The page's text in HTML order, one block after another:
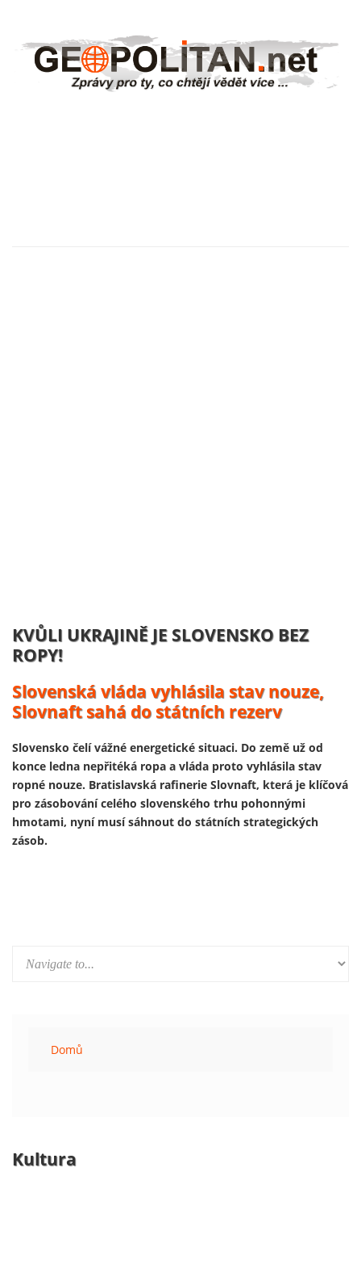
NĚMECKO ZAHAJUJE VÝROBU
UKRAJINSKÝCH DRONŮ:
Volodymyr Zelenskyj se usmívá, účty
platí daňový poplatníci
Ukrajinský prezident Volodymyr Zelenskyj 13. února
představil první útočný dron vyrobený v Německu v rámci
nově založeného německo-ukrajinského společného
podniku. Výroba je součástí širší expanze ukrajinského
zbrojního průmyslu do Evropy a je financována především z
prostředků německého obranného rozpočtu a evropských
Domů
Kultura